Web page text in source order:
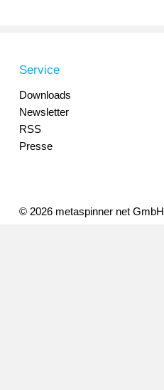
Service
Downloads
Newsletter
RSS
Presse
© 2026 metaspinner net GmbH